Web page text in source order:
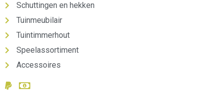
Schuttingen en hekken
Tuinmeubilair
Tuintimmerhout
Speelassortiment
Accessoires